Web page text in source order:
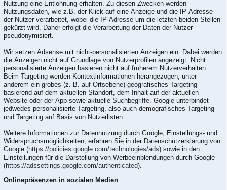
Nutzung eine Entlohnung erhalten. Zu diesen Zwecken werden
Nutzungsdaten, wie z.B. der Klick auf eine Anzeige und die IP-Adresse
der Nutzer verarbeitet, wobei die IP-Adresse um die letzten beiden Stellen
gekürzt wird. Daher erfolgt die Verarbeitung der Daten der Nutzer
pseudonymisiert.
Wir setzen Adsense mit nicht-personalisierten Anzeigen ein. Dabei werden
die Anzeigen nicht auf Grundlage von Nutzerprofilen angezeigt. Nicht
personalisierte Anzeigen basieren nicht auf früherem Nutzerverhalten.
Beim Targeting werden Kontextinformationen herangezogen, unter
anderem ein grobes (z. B. auf Ortsebene) geografisches Targeting
basierend auf dem aktuellen Standort, dem Inhalt auf der aktuellen
Website oder der App sowie aktuelle Suchbegriffe. Google unterbindet
jedwedes personalisierte Targeting, also auch demografisches Targeting
und Targeting auf Basis von Nutzerlisten.
Weitere Informationen zur Datennutzung durch Google, Einstellungs- und
Widerspruchsmöglichkeiten, erfahren Sie in der Datenschutzerklärung von
Google (https://policies.google.com/technologies/ads) sowie in den
Einstellungen für die Darstellung von Werbeeinblendungen durch Google
(https://adssettings.google.com/authenticated).
Onlinepräsenzen in sozialen Medien